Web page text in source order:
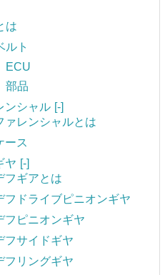
は
ルト
品
ンシャル [-]
ァレンシャルとは
ース
ヤ [-]
フギアとは
フドライブピニオンギヤ
フピニオンギヤ
フサイドギヤ
フリングギヤ